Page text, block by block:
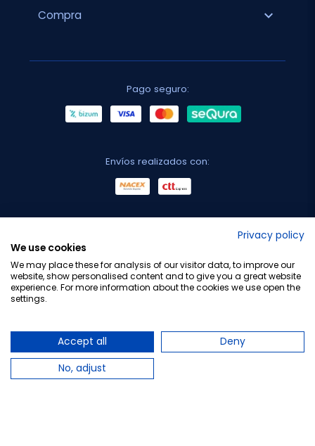
Compra expand_more
Pago seguro:
Envíos realizados con:
Privacy policy
We use cookies
We may place these for analysis of our visitor data, to improve our
website, show personalised content and to give you a great website
experience. For more information about the cookies we use open the
settings.
Accept all
Deny
No, adjust